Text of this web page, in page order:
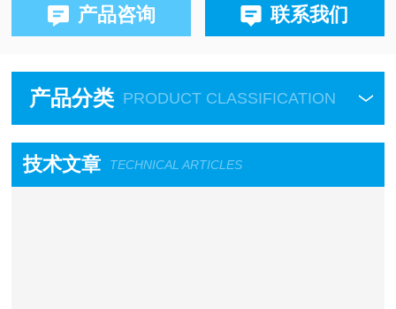
产品咨询 联系我们
产品分类 PRODUCT CLASSIFICATION
技术文章 TECHNICAL ARTICLES